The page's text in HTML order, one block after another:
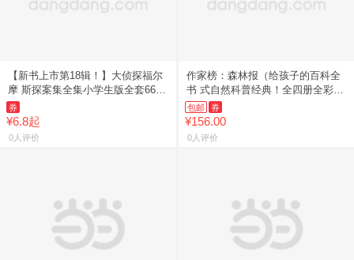
【新书上市第18辑！】大侦探福尔
摩 斯探案集全集小学生版全套66册
7-
券
¥6.8起
0人评价
作家榜：森林报（给孩子的百科全
书 式自然科普经典！全四册全彩典
藏
包邮 券
¥156.00
0人评价